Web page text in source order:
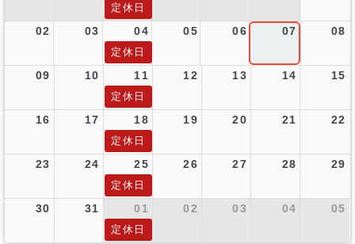
定休日
02 03 04 05 06 07 08
定休日
09 10 11 12 13 14 15
定休日
16 17 18 19 20 21 22
定休日
23 24 25 26 27 28 29
定休日
30 31 01 02 03 04 05
定休日